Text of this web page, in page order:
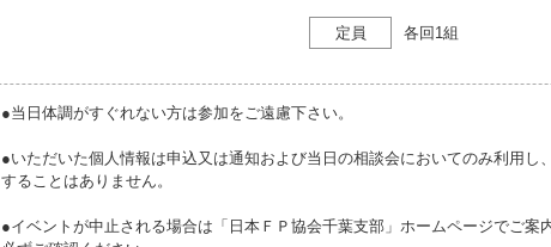
定員 各回1組
●当日体調がすぐれない方は参加をご遠慮下さい。
●いただいた個人情報は申込又は通知および当日の相談会においてのみ利用し
することはありません。
●イベントが中止される場合は「日本ＦＰ協会千葉支部」ホームページでご案